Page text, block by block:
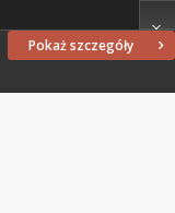
Pokaż szczegóły